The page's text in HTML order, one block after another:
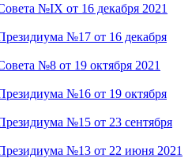
№IX от 16 декабря 2021
№17 от 16 декабря
№8 от 19 октября 2021
№16 от 19 октября
№15 от 23 сентября
№13 от 22 июня 2021